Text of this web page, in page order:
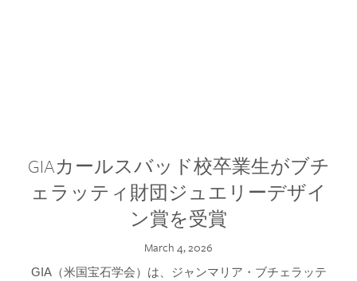
GIAカールスバッド校卒業生がブチ
ェラッティ財団ジュエリーデザイ
ン賞を受賞
March 4, 2026
GIA（米国宝石学会）は、ジャンマリア・ブチェラッテ